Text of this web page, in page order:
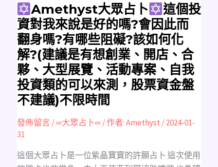
Amethyst大眾占卜
這個投
資對我來說是好的嗎?會因此而
翻身嗎?有哪些阻礙?該如何化
解?(建議是有想創業、開店、合
夥、大型展覽、活動專案、自我
投資類的可以來測，股票資金盤
不建議)不限時間
發佈留言/∞大眾占卜∞/ 作者:Amethyst/2024-01-
31
這個大眾占卜是一位紫晶寶寶的許願占卜 這次使用
的
嗎?
會
因
此
而
翻
身
嗎?
有
哪
些
阻
礙?
該
如
化
解?
是
有
想